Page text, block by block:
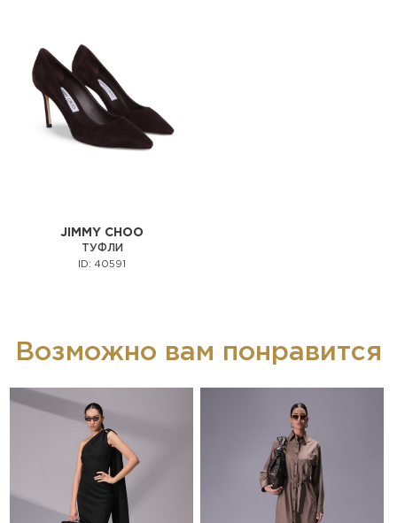
JIMMY CHOO
ТУФЛИ
ID: 40591
Возможно вам понравится